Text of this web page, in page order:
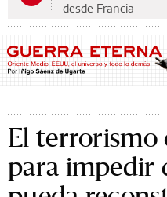
desde Francia
El terrorismo
para impedir